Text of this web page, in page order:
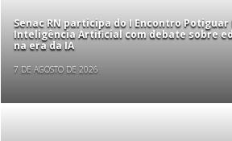
Senac RN participa do I Encontro Potiguar
Inteligência Artificial com debate sobre
na era da IA
7 DE AGOSTO DE 2026